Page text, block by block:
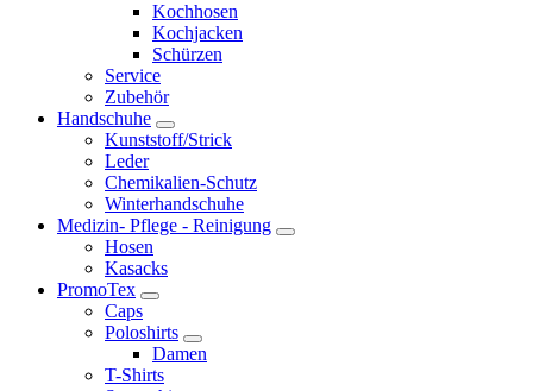
Kochhosen
Kochjacken
Schürzen
Service
Zubehör
Handschuhe
Kunststoff/Strick
Leder
Chemikalien-Schutz
Winterhandschuhe
Medizin- Pflege - Reinigung
Hosen
Kasacks
PromoTex
Caps
Poloshirts
Damen
T-Shirts